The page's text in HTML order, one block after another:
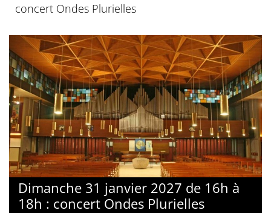
concert Ondes Plurielles
Dimanche 31 janvier 2027 de 16h à
18h : concert Ondes Plurielles